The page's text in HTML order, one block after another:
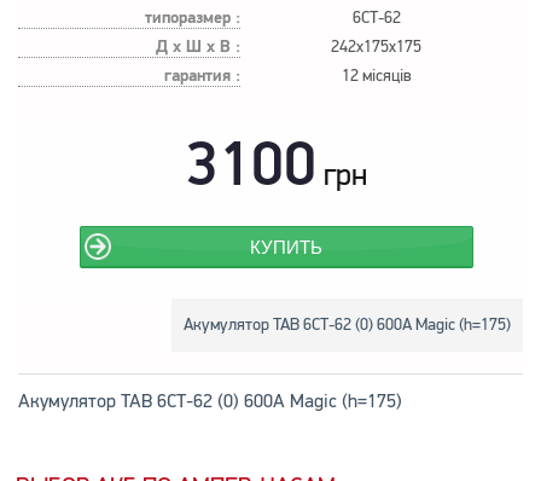
типоразмер :
6СТ-62
Д х Ш х В : 242x175x175
гарантия : 12 місяців
3100 грн
КУПИТЬ
Акумулятор TAB 6СТ-62 (0) 600А Magic (h=175)
Акумулятор TAB 6СТ-62 (0) 600А Magic (h=175)